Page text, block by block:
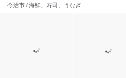
今治市 / 海鮮、寿司、うなぎ